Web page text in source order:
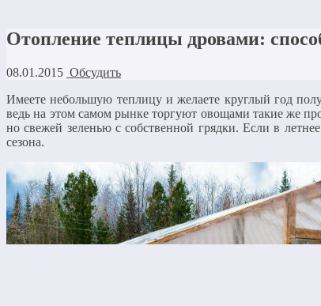
Отопление теплицы дровами:
08.01.2015 Обсудить
Имеете небольшую теплицу и желаете круглый год
ведь на этом самом рынке торгуют овощами такие же
но свежей зеленью с собственной грядки. Если в
сезона.